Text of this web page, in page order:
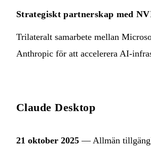
Strategiskt partnerskap med
Trilateralt samarbete mellan
Anthropic för att accelerera AI-
Claude Desktop
21 oktober 2025 — Allmän